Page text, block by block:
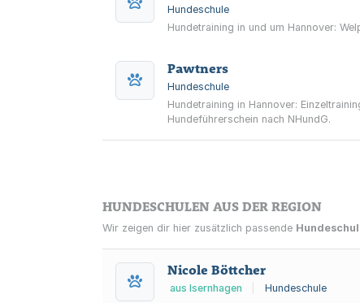
Hundeschule
Hundetraining in und um Hannover:
Pawtners
Hundeschule
Hundetraining in Hannover:
Hundeführerschein nach NHundG.
HUNDESCHULEN AUS DER REGION
Wir zeigen dir hier zusätzlich passende
Nicole Böttcher
aus Isernhagen Hundeschule